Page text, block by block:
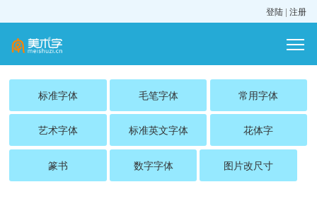
登陆 | 注册
标准字体 毛笔字体 常用字体
艺术字体 标准英文字体 花体字
篆书 数字字体 图片改尺寸